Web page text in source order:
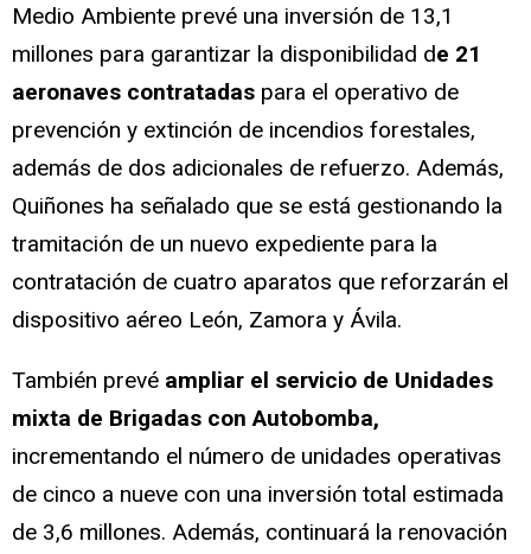
Medio Ambiente prevé una inversión de 13,1
millones para garantizar la disponibilidad de 21
aeronaves contratadas para el operativo de
prevención y extinción de incendios forestales,
además de dos adicionales de refuerzo. Además,
Quiñones ha señalado que se está gestionando la
tramitación de un nuevo expediente para la
contratación de cuatro aparatos que reforzarán el
dispositivo aéreo León, Zamora y Ávila.
También prevé ampliar el servicio de Unidades
mixta de Brigadas con Autobomba,
incrementando el número de unidades operativas
de cinco a nueve con una inversión total estimada
de 3,6 millones. Además, continuará la renovación